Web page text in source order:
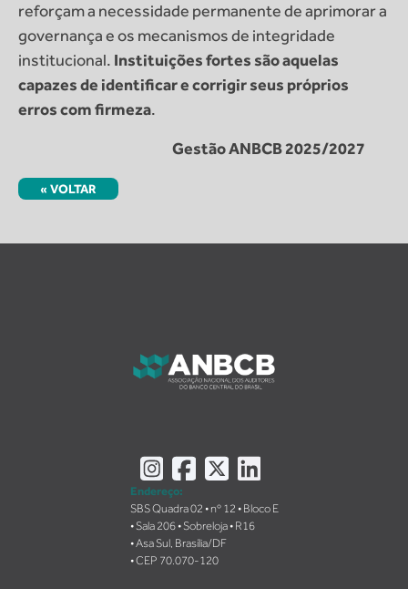
reforçam a necessidade permanente de aprimorar a
governança e os mecanismos de integridade
institucional. Instituições fortes são aquelas
capazes de identificar e corrigir seus próprios
erros com firmeza.
Gestão ANBCB 2025/2027
« VOLTAR
InstagramFacebook
X
Endereço:
SBS Quadra 02 • nº 12 • Bloco E
• Sala 206 • Sobreloja • R16
• Asa Sul, Brasília/DF
• CEP 70.070-120